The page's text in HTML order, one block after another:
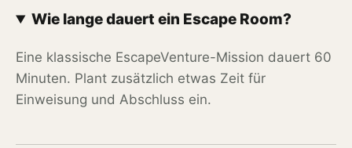
Wie lange dauert ein Escape Room?
Eine klassische EscapeVenture-Mission dauert 60
Minuten. Plant zusätzlich etwas Zeit für
Einweisung und Abschluss ein.